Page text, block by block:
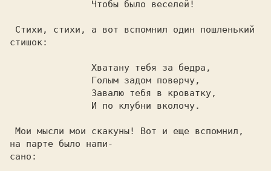
стишок:
на паpте было напи-
сано: